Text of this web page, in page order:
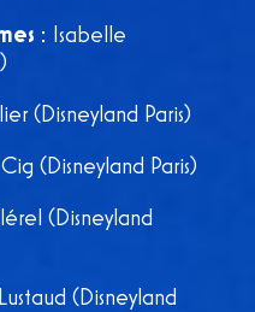
: Isabelle
(Disneyland Paris)
(Disneyland Paris)
(Disneyland
(Disneyland